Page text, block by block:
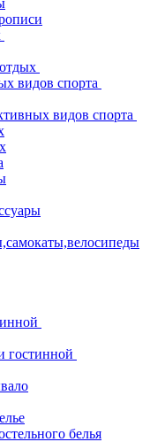
видов спорта
видов спорта
гостинной
белья